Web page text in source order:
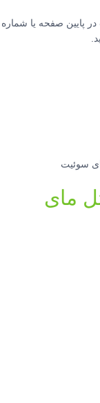
پایین صفحه یا شماره
هتل مای